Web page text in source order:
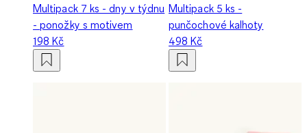
Multipack 7 ks - dny v týdnu
- ponožky s motivem
198 Kč
Multipack 5 ks -
punčochové kalhoty
498 Kč